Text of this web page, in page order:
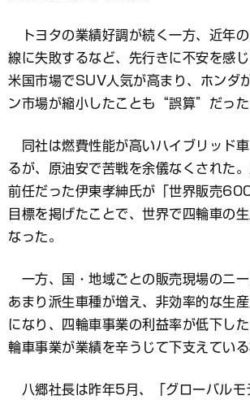
トヨタの業績好調が続く一方、近年
線に失敗するなど、先行きに不安を感
米国市場でSUV人気が高まり、ホンダ
ン市場が縮小したことも“誤算”だった
同社は燃費性能が高いハイブリッド
るが、原油安で苦戦を余儀なくされた
前任だった伊東孝紳氏が「世界販売
目標を掲げたことで、世界で四輪車の
なった。
一方、国・地域ごとの販売現場のニ
あまり派生車種が増え、非効率的な生
になり、四輪車事業の利益率が低下し
輪車事業が業績を辛うじて下支えている
八郷社長は昨年5月、「グローバル